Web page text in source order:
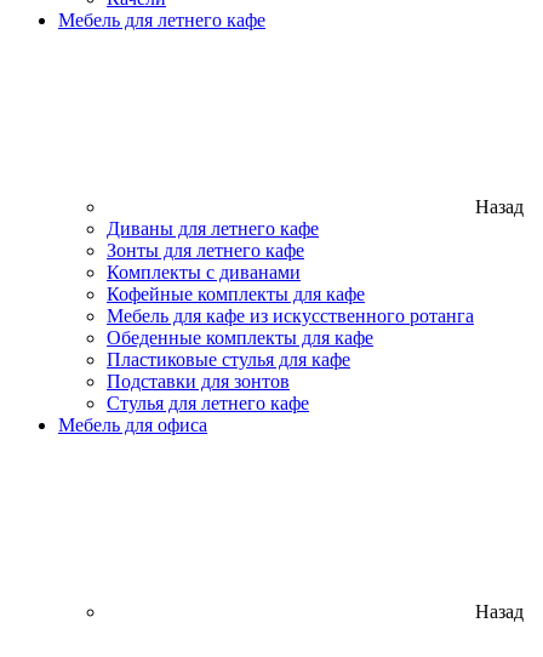
Мебель для летнего кафе
Назад
Диваны для летнего кафе
Зонты для летнего кафе
Комплекты с диванами
Кофейные комплекты для кафе
Мебель для кафе из искусственного ротанга
Обеденные комплекты для кафе
Пластиковые стулья для кафе
Подставки для зонтов
Стулья для летнего кафе
Мебель для офиса
Назад